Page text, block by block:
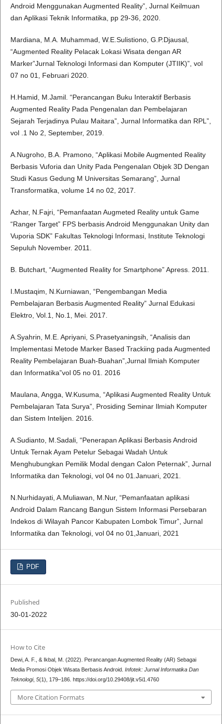
Android Menggunakan Augmented Reality”, Jurnal Keilmuan
dan Aplikasi Teknik Informatika, pp 29-36, 2020.
Mardiana, M.A. Muhammad, W.E.Sulistiono, G.P.Djausal,
“Augmented Reality Pelacak Lokasi Wisata dengan AR
Marker”Jurnal Teknologi Informasi dan Komputer (JTIIK)”, vol
07 no 01, Februari 2020.
H.Hamid, M.Jamil. “Perancangan Buku Interaktif Berbasis
Augmented Reality Pada Pengenalan dan Pembelajaran
Sejarah Terjadinya Pulau Maitara”, Jurnal Informatika dan RPL”,
vol .1 No 2, September, 2019.
A.Nugroho, B.A. Pramono, “Aplikasi Mobile Augmented Reality
Berbasis Vuforia dan Unity Pada Pengenalan Objek 3D Dengan
Studi Kasus Gedung M Universitas Semarang”, Jurnal
Transformatika, volume 14 no 02, 2017.
Azhar, N.Fajri, “Pemanfaatan Augmeted Reality untuk Game
“Ranger Target” FPS berbasis Android Menggunakan Unity dan
Vuporia SDK” Fakultas Teknologi Informasi, Institute Teknologi
Sepuluh November. 2011.
B. Butchart, “Augmented Reality for Smartphone” Apress. 2011.
I.Mustaqim, N.Kurniawan, “Pengembangan Media
Pembelajaran Berbasis Augmented Reality” Jurnal Edukasi
Elektro, Vol.1, No.1, Mei. 2017.
A.Syahrin, M.E. Apriyani, S.Prasetyaningsih, “Analisis dan
Implementasi Metode Marker Based Trackiing pada Augmented
Reality Pembelajaran Buah-Buahan”,Jurnal Ilmiah Komputer
dan Informatika”vol 05 no 01. 2016
Maulana, Angga, W.Kusuma, “Aplikasi Augmented Reality Untuk
Pembelajaran Tata Surya”, Prosiding Seminar Ilmiah Komputer
dan Sistem Intelijen. 2016.
A.Sudianto, M.Sadali, “Penerapan Aplikasi Berbasis Android
Untuk Ternak Ayam Petelur Sebagai Wadah Untuk
Menghubungkan Pemilik Modal dengan Calon Peternak”, Jurnal
Informatika dan Teknologi, vol 04 no 01.Januari, 2021.
N.Nurhidayati, A.Muliawan, M.Nur, “Pemanfaatan aplikasi
Android Dalam Rancang Bangun Sistem Informasi Persebaran
Indekos di Wilayah Pancor Kabupaten Lombok Timur”, Jurnal
Informatika dan Teknologi, vol 04 no 01,Januari, 2021
PDF
Published
30-01-2022
How to Cite
Dewi, A. F., & Ikbal, M. (2022). Perancangan Augmented Reality (AR) Sebagai
Media Promosi Objek Wisata Berbasis Android. Infotek: Jurnal Informatika Dan
Teknologi, 5(1), 179–186. https://doi.org/10.29408/jit.v5i1.4760
More Citation Formats